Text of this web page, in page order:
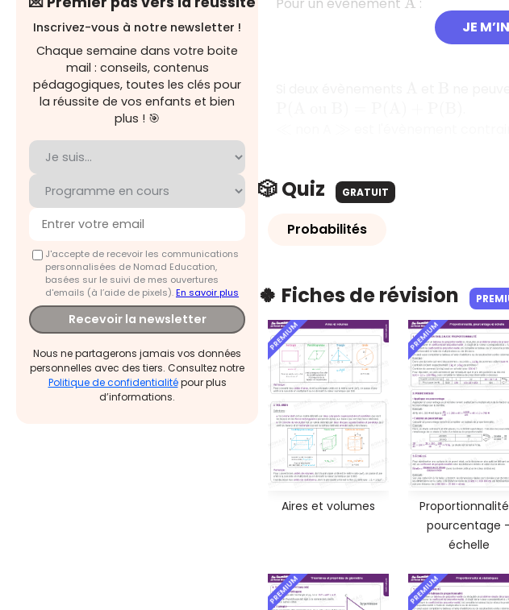
Inscrivez-vous à notre newsletter !
Chaque semaine dans votre boite
mail : conseils, contenus
pédagogiques, toutes les clés pour
la réussite de vos enfants et bien
plus ! 🎯
J'accepte de recevoir les communications
personnalisées de Nomad Education,
basées sur le suivi de mes ouvertures
d'emails (à l’aide de pixels).En savoir plus
Recevoir la newsletter
Nous ne partagerons jamais vos données
personnelles avec des tiers. Consultez notre
Politique de confidentialitépour plus
d’informations.
JE
A
🎲 Quiz GRATUIT
Probabilités
🍀 Fiches de révision
PREMIUM
Aires et volumes
PREMIUM
pourcentage -
échelle
PREMIUM PREMIUM